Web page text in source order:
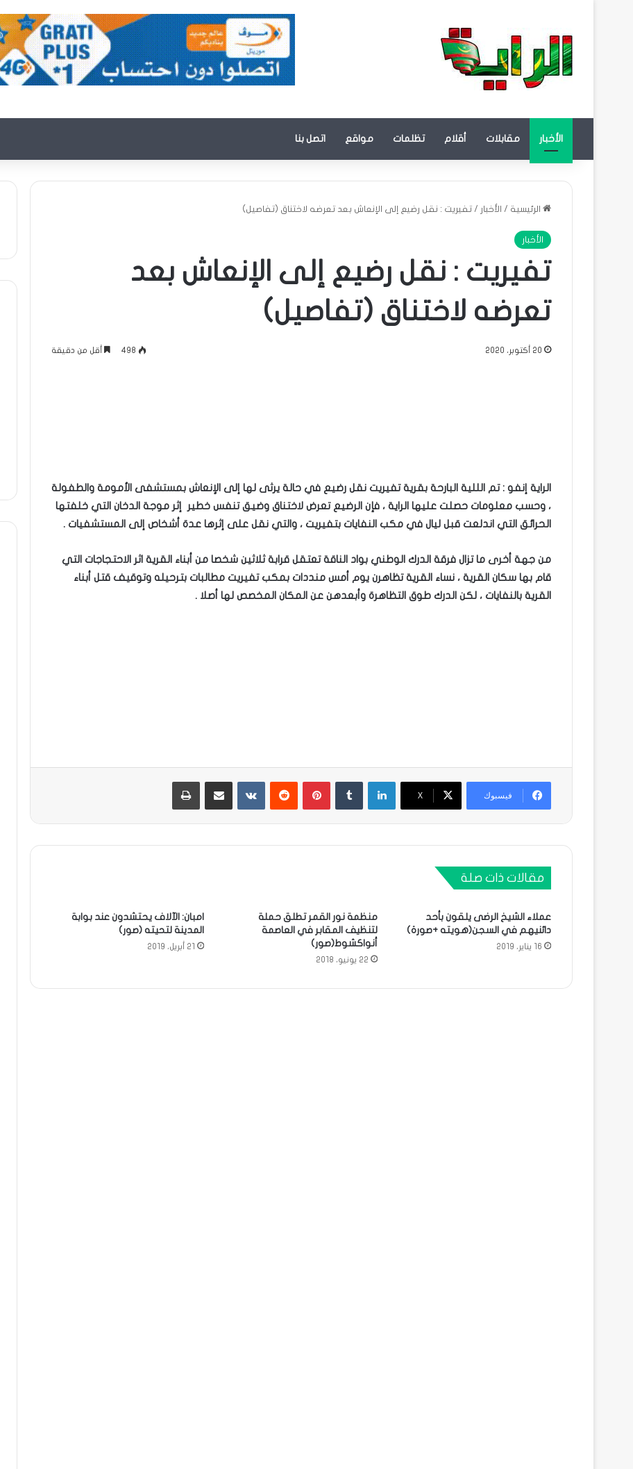
الأخبار مقابلات أقلام تظلمات مواقع اتصل بنا
الرئيسية / الأخبار / تفيريت : نقل رضيع إلى الإنعاش بعد تعرضه لاختناق (تفاصيل)
الأخبار
تفيريت : نقل رضيع إلى الإنعاش بعد
تعرضه لاختناق (تفاصيل)
20 أكتوبر، 2020 498 أقل من دقيقة
الراية إنفو : تم الللية البارحة بقرية تفيريت نقل رضيع في حالة يرثى لها إلى الإنعاش بمستشفى الأمومة والطفولة
، وحسب معلومات حصلت عليها الراية ، فإن الرضيع تعرض لاختناق وضيق تنفس خطير إثر موجة الدخان التي خلفتها
الحرائق التي اندلعت قبل ليال في مكب النفايات بتفيريت ، والتي نقل على إثرها عدة أشخاص إلى المستشفيات .
من جهة أخرى ما تزال فرقة الدرك الوطني بواد الناقة تعتقل قرابة ثلاثين شخصا من أبناء القرية اثر الاحتجاجات التي
قام بها سكان القرية ، نساء القرية تظاهرن يوم أمس منددات بمكب تفيريت مطالبات بترحيله وتوقيف قتل أبناء
القرية بالنفايات ، لكن الدرك طوق التظاهرة وأبعدهن عن المكان المخصص لها أصلا .
فيسبوك X
لينكدإن بينتيريست مشاركة عبر البريد طباعة
مقالات ذات صلة
عملاء الشيخ الرضى يلقون بأحد
دائنيهم في السجن(هويته +صورة)
16 يناير، 2019
منظمة نور القمر تطلق حملة
لتنظيف المقابر في العاصمة
أنواكشوط(صور)
22 يونيو، 2018
امبان: الآلاف يحتشدون عند بوابة
المدينة لتحيته (صور)
21 أبريل، 2019